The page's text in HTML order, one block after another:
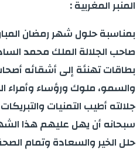
المنبر المغربية :
بمناسبة حلول شهر رمضان
صاحب الجلالة الملك محمد
بطاقات تهنئة إلى أشقائه
والسمو، ملوك ورؤساء وأمراء
جلالته أطيب التمنيات
سبحانه أن يهل عليهم هذا
حلل الخير والسعادة وتمام